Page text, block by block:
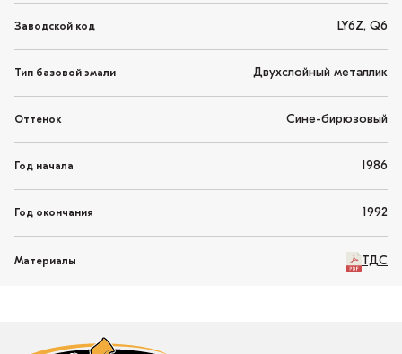
Заводской код LY6Z, Q6
Тип базовой эмали Двухслойный металлик
Оттенок Сине-бирюзовый
Год начала 1986
Год окончания 1992
Материалы ТДС